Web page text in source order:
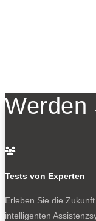
Werden

Tests von Experten
Erleben Sie die
intelligenten